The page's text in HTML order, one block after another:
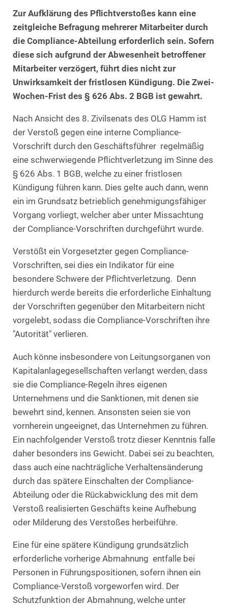
Zur Aufklärung des Pflichtverstoßes kann eine
zeitgleiche Befragung mehrerer Mitarbeiter durch
die Compliance-Abteilung erforderlich sein. Sofern
diese sich aufgrund der Abwesenheit betroffener
Mitarbeiter verzögert, führt dies nicht zur
Unwirksamkeit der fristlosen Kündigung. Die Zwei-
Wochen-Frist des § 626 Abs. 2 BGB ist gewahrt.
Nach Ansicht des 8. Zivilsenats des OLG Hamm ist
der Verstoß gegen eine interne Compliance-
Vorschrift durch den Geschäftsführer regelmäßig
eine schwerwiegende Pflichtverletzung im Sinne des
§ 626 Abs. 1 BGB, welche zu einer fristlosen
Kündigung führen kann. Dies gelte auch dann, wenn
ein im Grundsatz betrieblich genehmigungsfähiger
Vorgang vorliegt, welcher aber unter Missachtung
der Compliance-Vorschriften durchgeführt wurde.
Verstößt ein Vorgesetzter gegen Compliance-
Vorschriften, sei dies ein Indikator für eine
besondere Schwere der Pflichtverletzung. Denn
hierdurch werde bereits die erforderliche Einhaltung
der Vorschriften gegenüber den Mitarbeitern nicht
vorgelebt, sodass die Compliance-Vorschriften ihre
"Autorität" verlieren.
Auch könne insbesondere von Leitungsorganen von
Kapitalanlagegesellschaften verlangt werden, dass
sie die Compliance-Regeln ihres eigenen
Unternehmens und die Sanktionen, mit denen sie
bewehrt sind, kennen. Ansonsten seien sie von
vornherein ungeeignet, das Unternehmen zu führen.
Ein nachfolgender Verstoß trotz dieser Kenntnis falle
daher besonders ins Gewicht. Dabei sei zu beachten,
dass auch eine nachträgliche Verhaltensänderung
durch das spätere Einschalten der Compliance-
Abteilung oder die Rückabwicklung des mit dem
Verstoß realisierten Geschäfts keine Aufhebung
oder Milderung des Verstoßes herbeiführe.
Eine für eine spätere Kündigung grundsätzlich
erforderliche vorherige Abmahnung entfalle bei
Personen in Führungspositionen, sofern ihnen ein
Compliance-Verstoß vorgeworfen wird. Der
Schutzfunktion der Abmahnung, welche unter